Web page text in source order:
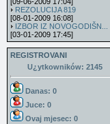
REZOLUCIJA 819
[08-01-2009 16:08]
IZBOR IZ NOVOGODIŠN...
[03-01-2009 17:45]
REGISTROVANI
U¿ytkowników: 2145
Danas: 0
Juce: 0
Ovaj mjesec: 0